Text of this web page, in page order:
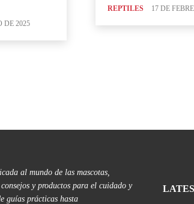
DE 2025
REPTILES 17 DE
al mundo de las mascotas,
y productos para el cuidado y
guías prácticas hasta